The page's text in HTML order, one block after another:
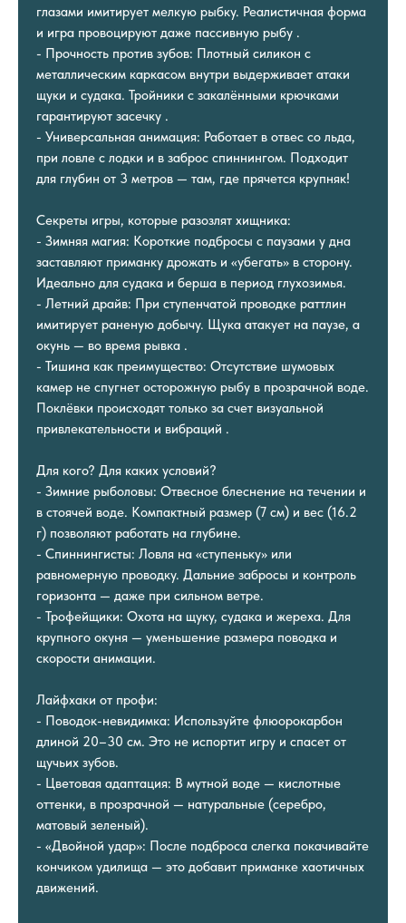
глазами имитирует мелкую рыбку. Реалистичная форма
и игра провоцируют даже пассивную рыбу .
- Прочность против зубов: Плотный силикон с
металлическим каркасом внутри выдерживает атаки
щуки и судака. Тройники с закалёнными крючками
гарантируют засечку .
- Универсальная анимация: Работает в отвес со льда,
при ловле с лодки и в заброс спиннингом. Подходит
для глубин от 3 метров — там, где прячется крупняк!
Секреты игры, которые разозлят хищника:
- Зимняя магия: Короткие подбросы с паузами у дна
заставляют приманку дрожать и «убегать» в сторону.
Идеально для судака и берша в период глухозимья.
- Летний драйв: При ступенчатой проводке раттлин
имитирует раненую добычу. Щука атакует на паузе, а
окунь — во время рывка .
- Тишина как преимущество: Отсутствие шумовых
камер не спугнет осторожную рыбу в прозрачной воде.
Поклёвки происходят только за счет визуальной
привлекательности и вибраций .
Для кого? Для каких условий?
- Зимние рыболовы: Отвесное блеснение на течении и
в стоячей воде. Компактный размер (7 см) и вес (16.2
г) позволяют работать на глубине.
- Спиннингисты: Ловля на «ступеньку» или
равномерную проводку. Дальние забросы и контроль
горизонта — даже при сильном ветре.
- Трофейщики: Охота на щуку, судака и жереха. Для
крупного окуня — уменьшение размера поводка и
скорости анимации.
Лайфхаки от профи:
- Поводок-невидимка: Используйте флюорокарбон
длиной 20–30 см. Это не испортит игру и спасет от
щучьих зубов.
- Цветовая адаптация: В мутной воде — кислотные
оттенки, в прозрачной — натуральные (серебро,
матовый зеленый).
- «Двойной удар»: После подброса слегка покачивайте
кончиком удилища — это добавит приманке хаотичных
движений.